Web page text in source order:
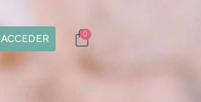
ACCEDER 0
Carrito